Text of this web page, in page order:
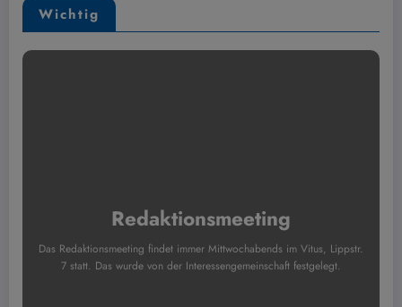
Wichtig
Redaktionsmeeting
Das Redaktionsmeeting findet immer Mittwochabends im Vitus, Lippstr.
7 statt. Das wurde von der Interessengemeinschaft festgelegt.